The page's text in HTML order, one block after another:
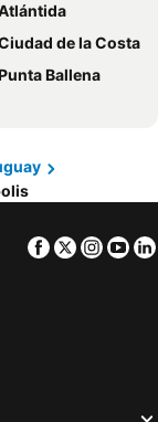
de la Costa
Ballena
Facebook
Twitter